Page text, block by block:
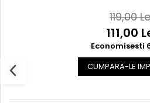
119,00
111,00
Economisesti
CUMPARA-LE